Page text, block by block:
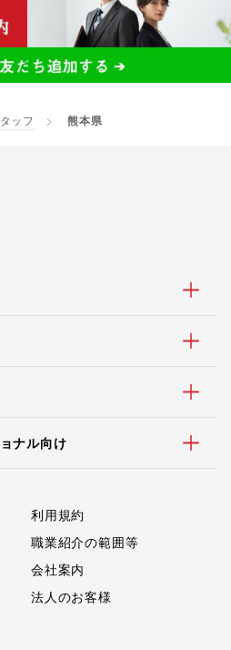
ッフ 熊本県
ナル向け
利用規約
職業紹介の範囲等
会社案内
法人のお客様